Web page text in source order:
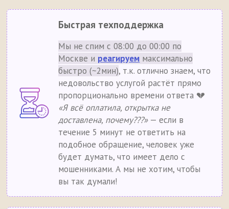
Быстрая техподдержка
Мы не спим с 08:00 до 00:00 по
Москве и реагируем максимально
быстро (~2мин), т.к. отлично знаем, что
недовольство услугой растёт прямо
пропорционально времени ответа 💔
«Я всё оплатила, открытка не
доставлена, почему???»— если в
течение 5 минут не ответить на
подобное обращение, человек уже
будет думать, что имеет дело с
мошенниками. А мы не хотим, чтобы
вы так думали!